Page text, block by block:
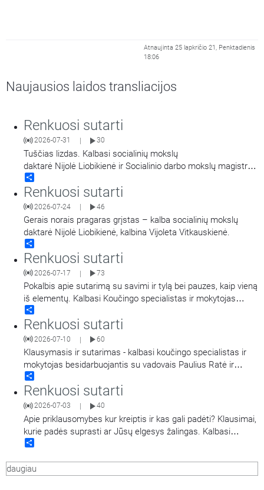
Atnaujinta 25 lapkričio 21, Penktadienis
18:06
Naujausios laidos transliacijos
Renkuosi sutarti
2026-07-31 30
Tuščias lizdas. Kalbasi socialinių mokslų
daktarė Nijolė Liobikienė ir Socialinio darbo mokslų magistrė
Violeta Vitkauskienė.
Renkuosi sutarti
2026-07-24 46
Gerais norais pragaras grįstas – kalba socialinių mokslų
daktarė Nijolė Liobikienė, kalbina Vijoleta Vitkauskienė.
Renkuosi sutarti
2026-07-17 | 73
Pokalbis apie sutarimą su savimi ir tylą bei pauzes, kaip vieną
iš elementų. Kalbasi Koučingo specialistas ir mokytojas
besidarbuojantis su vadovais Paulius Ratė ir psichologinės-
emocinės sveikatos specialistė Janina Sabaitė.
Renkuosi sutarti
2026-07-10 | 60
Klausymasis ir sutarimas - kalbasi koučingo specialistas ir
mokytojas besidarbuojantis su vadovais Paulius Ratė ir
psichologinės-emocinės sveikatos specialistė Janina
Sabaitė.
Renkuosi sutarti
2026-07-03 40
Apie priklausomybes kur kreiptis ir kas gali padėti? Klausimai,
kurie padės suprasti ar Jūsų elgesys žalingas. Kalbasi
psichoterapeutas, priklausomybių ligų konsultantas Andrius
psichologė Rita Kievišienė.
daugiau